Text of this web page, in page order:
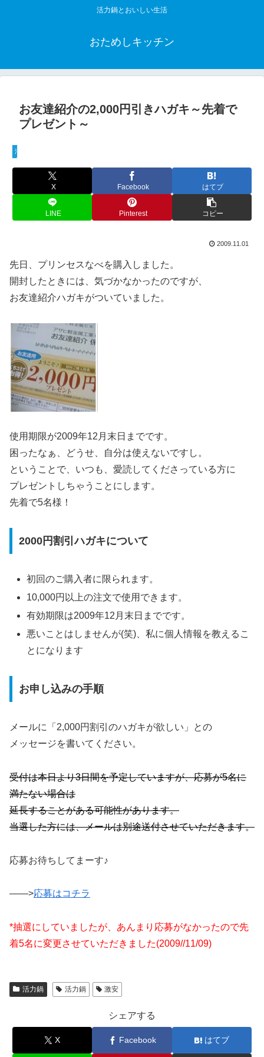
活力鍋とおいしい生活
おためしキッチン
お友達紹介の2,000円引きハガキ～先着で
プレゼント～
活力鍋
X Facebook はてブ
LINE Pinterest コピー
2009.11.01
先日、プリンセスなべを購入しました。
開封したときには、気づかなかったのですが、
お友達紹介ハガキがついていました。
使用期限が2009年12月末日までです。
困ったなぁ、どうせ、自分は使えないですし。
ということで、いつも、愛読してくださっている方に
プレゼントしちゃうことにします。
先着で5名様！
2000円割引ハガキについて
初回のご購入者に限られます。
10,000円以上の注文で使用できます。
有効期限は2009年12月末日までです。
悪いことはしませんが(笑)、私に個人情報を教えるこ
とになります
お申し込みの手順
メールに「2,000円割引のハガキが欲しい」との
メッセージを書いてください。
受付は本日より3日間を予定していますが、応募が5名に
満たない場合は
延長することがある可能性があります。
当選した方には、メールは別途送付させていただきます。
応募お待ちしてまーす♪
——>応募はコチラ
*抽選にしていましたが、あんまり応募がなかったので先
着5名に変更させていただきました(2009//11/09)
活力鍋 活力鍋 激安
シェアする
X Facebook はてブ